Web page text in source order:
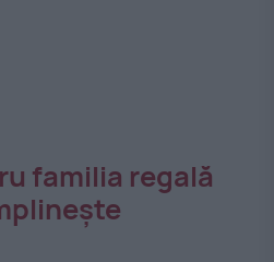
familia regală